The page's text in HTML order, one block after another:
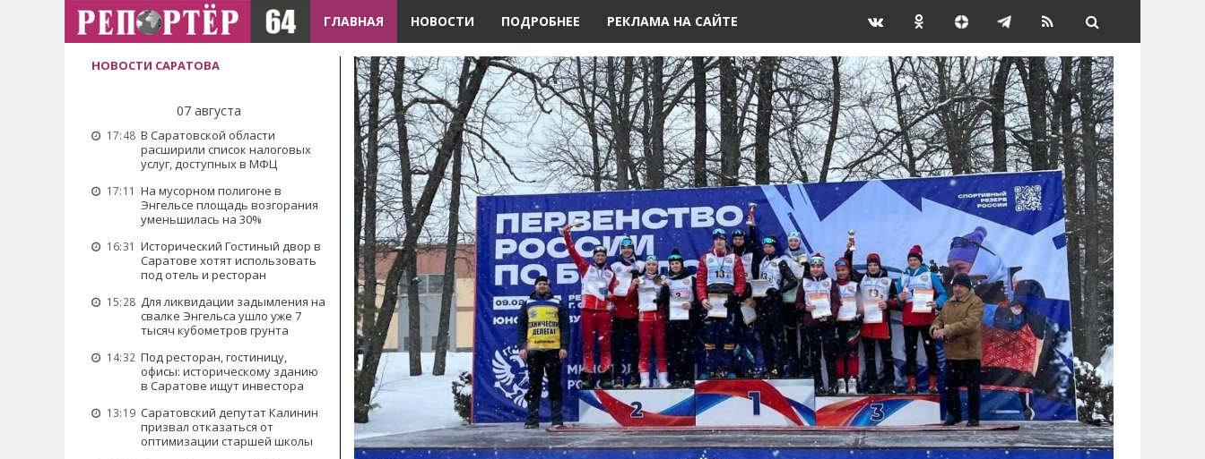
ГЛАВНАЯ НОВОСТИ ПОДРОБНЕЕ РЕКЛАМА НА САЙТЕ
НОВОСТИ САРАТОВА
07 августа
17:48 В Саратовской области
расширили список налоговых
услуг, доступных в МФЦ
17:11 На мусорном полигоне в
Энгельсе площадь возгорания
уменьшилась на 30%
16:31 Исторический Гостиный двор в
Саратове хотят использовать
под отель и ресторан
15:28 Для ликвидации задымления на
свалке Энгельса ушло уже 7
тысяч кубометров грунта
14:32 Под ресторан, гостиницу,
офисы: историческому зданию
в Саратове ищут инвестора
13:19 Саратовский депутат Калинин
призвал отказаться от
оптимизации старшей школы